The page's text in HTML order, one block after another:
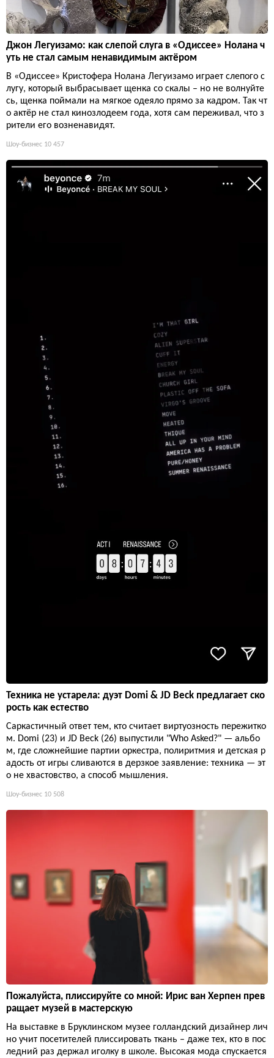
Джон Легуизамо: как слепой слуга в «Одиссее» Нолана ч
уть не стал самым ненавидимым актёром
В «Одиссее» Кристофера Нолана Легуизамо играет слепого с
лугу, который выбрасывает щенка со скалы – но не волнуйте
сь, щенка поймали на мягкое одеяло прямо за кадром. Так чт
о актёр не стал кинозлодеем года, хотя сам переживал, что з
рители его возненавидят.
Шоу-бизнес 10 457
Техника не устарела: дуэт Domi & JD Beck предлагает ско
рость как естество
Саркастичный ответ тем, кто считает виртуозность пережитко
м. Domi (23) и JD Beck (26) выпустили "Who Asked?" — альбо
м, где сложнейшие партии оркестра, полиритмия и детская р
адость от игры сливаются в дерзкое заявление: техника — эт
о не хвастовство, а способ мышления.
Шоу-бизнес 10 508
Пожалуйста, плиссируйте со мной: Ирис ван Херпен прев
ращает музей в мастерскую
На выставке в Бруклинском музее голландский дизайнер лич
но учит посетителей плиссировать ткань – даже тех, кто в пос
ледний раз держал иголку в школе. Высокая мода спускается